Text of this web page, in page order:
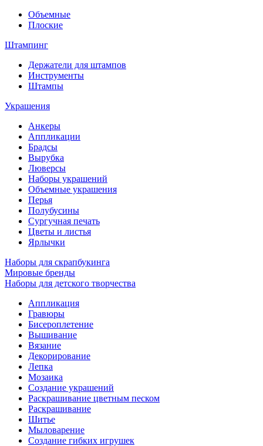
Объемные
Плоские
Штампинг
Держатели для штампов
Инструменты
Штампы
Украшения
Анкеры
Аппликации
Брадсы
Вырубка
Люверсы
Наборы украшений
Объемные украшения
Перья
Полубусины
Сургучная печать
Цветы и листья
Ярлычки
Наборы для скрапбукинга
Мировые бренды
Наборы для детского творчества
Аппликация
Гравюры
Бисероплетение
Вышивание
Вязание
Декорирование
Лепка
Мозаика
Создание украшений
Раскрашивание цветным песком
Раскрашивание
Шитье
Мыловарение
Создание гибких игрушек